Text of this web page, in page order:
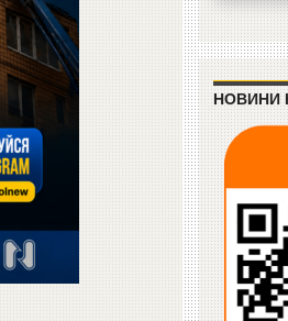
НОВИНИ